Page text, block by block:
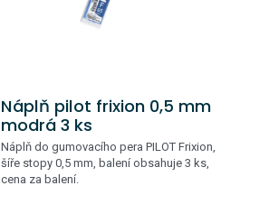
Náplň pilot frixion 0,5 mm
modrá 3 ks
Náplň do gumovacího pera PILOT Frixion,
šíře stopy 0,5 mm, balení obsahuje 3 ks,
cena za balení.